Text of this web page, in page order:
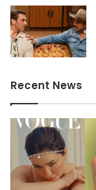
Recent News